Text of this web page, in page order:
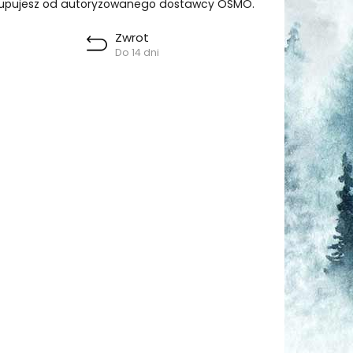
od autoryzowanego dostawcy OSMO.
Zwrot
Do 14 dni